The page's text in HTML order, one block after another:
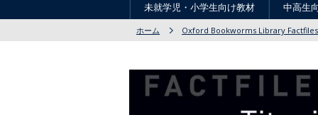
未就学児・小学生向け教材 中高生
ホーム Oxford Bookworms Library Factfiles